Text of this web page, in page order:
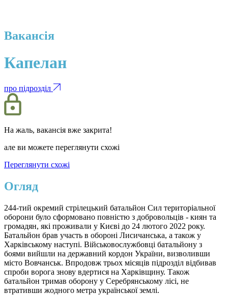
Вакансія
Капелан
про підрозділ
На жаль, вакансія вже закрита!
але ви можете переглянути схожі
Переглянути схожі
Огляд
244-тий окремий стрілецький батальйон Сил територіальної
оборони було сформовано повністю з добровольців - киян та
громадян, які проживали у Києві до 24 лютого 2022 року.
Батальйон брав участь в обороні Лисичанська, а також у
Харківському наступі. Військовослужбовці батальйону з
боями вийшли на державний кордон України, визволивши
місто Вовчанськ. Впродовж трьох місяців підрозділ відбивав
спроби ворога знову вдертися на Харківщину. Також
батальйон тримав оборону у Серебрянському лісі, не
втративши жодного метра української землі.